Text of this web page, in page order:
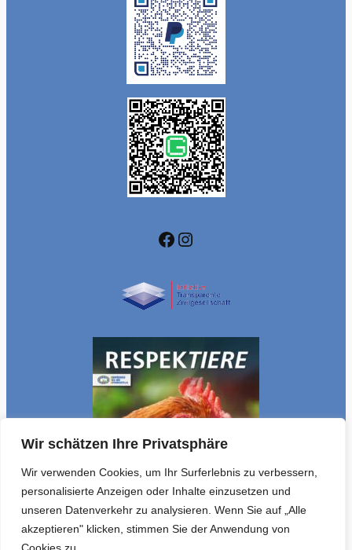
Wir schätzen Ihre Privatsphäre
Wir verwenden Cookies, um Ihr Surferlebnis zu verbessern,
personalisierte Anzeigen oder Inhalte einzusetzen und
unseren Datenverkehr zu analysieren. Wenn Sie auf „Alle
akzeptieren" klicken, stimmen Sie der Anwendung von
Facebook Instagram